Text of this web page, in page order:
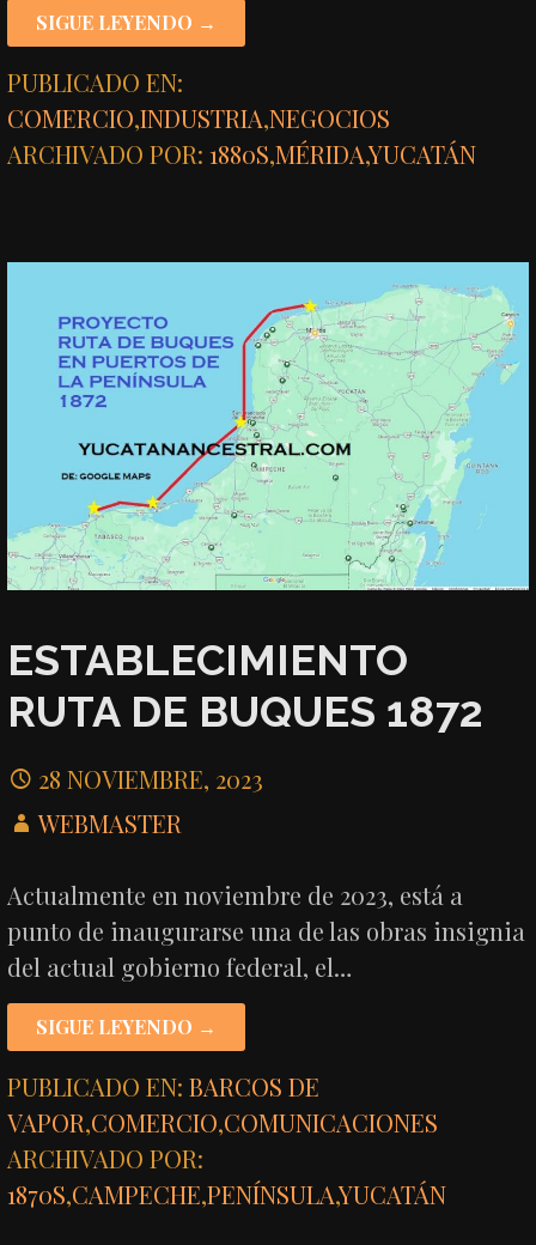
SIGUE LEYENDO →
PUBLICADO EN:
COMERCIO,INDUSTRIA,NEGOCIOS
ARCHIVADO POR:1880S,MÉRIDA,YUCATÁN
ESTABLECIMIENTO
RUTA DE BUQUES 1872
28 NOVIEMBRE, 2023
WEBMASTER
Actualmente en noviembre de 2023, está a
punto de inaugurarse una de las obras insignia
del actual gobierno federal, el…
SIGUE LEYENDO →
PUBLICADO EN:BARCOS DE
VAPOR,COMERCIO,COMUNICACIONES
ARCHIVADO POR:
1870S,CAMPECHE,PENÍNSULA,YUCATÁN